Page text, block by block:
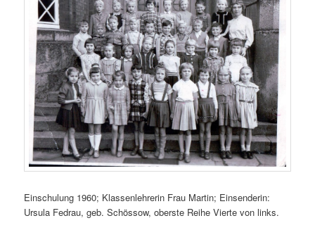
Einschulung 1960; Klassenlehrerin Frau Martin; Einsenderin:
Ursula Fedrau, geb. Schössow, oberste Reihe Vierte von links.